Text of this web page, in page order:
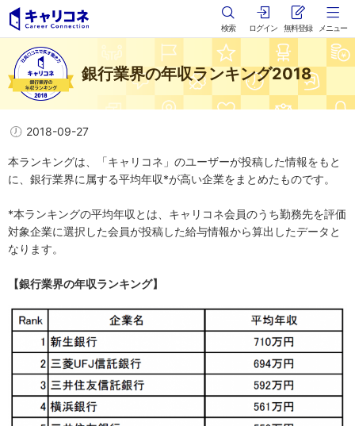
検索 ログイン 無料登録 メニュー
銀行業界の年収ランキング2018
2018-09-27
本ランキングは、「キャリコネ」のユーザーが投稿した情報をもと
に、銀行業界に属する平均年収*が高い企業をまとめたものです。
*本ランキングの平均年収とは、キャリコネ会員のうち勤務先を評価
対象企業に選択した会員が投稿した給与情報から算出したデータと
なります。
【銀行業界の年収ランキング】